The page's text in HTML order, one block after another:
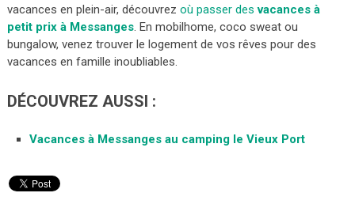
vacances en plein-air, découvrez où passer desvacances à
petit prix à Messanges. En mobilhome, coco sweat ou
bungalow, venez trouver le logement de vos rêves pour des
vacances en famille inoubliables.
DÉCOUVREZ AUSSI :
Vacances à Messanges au camping le Vieux Port